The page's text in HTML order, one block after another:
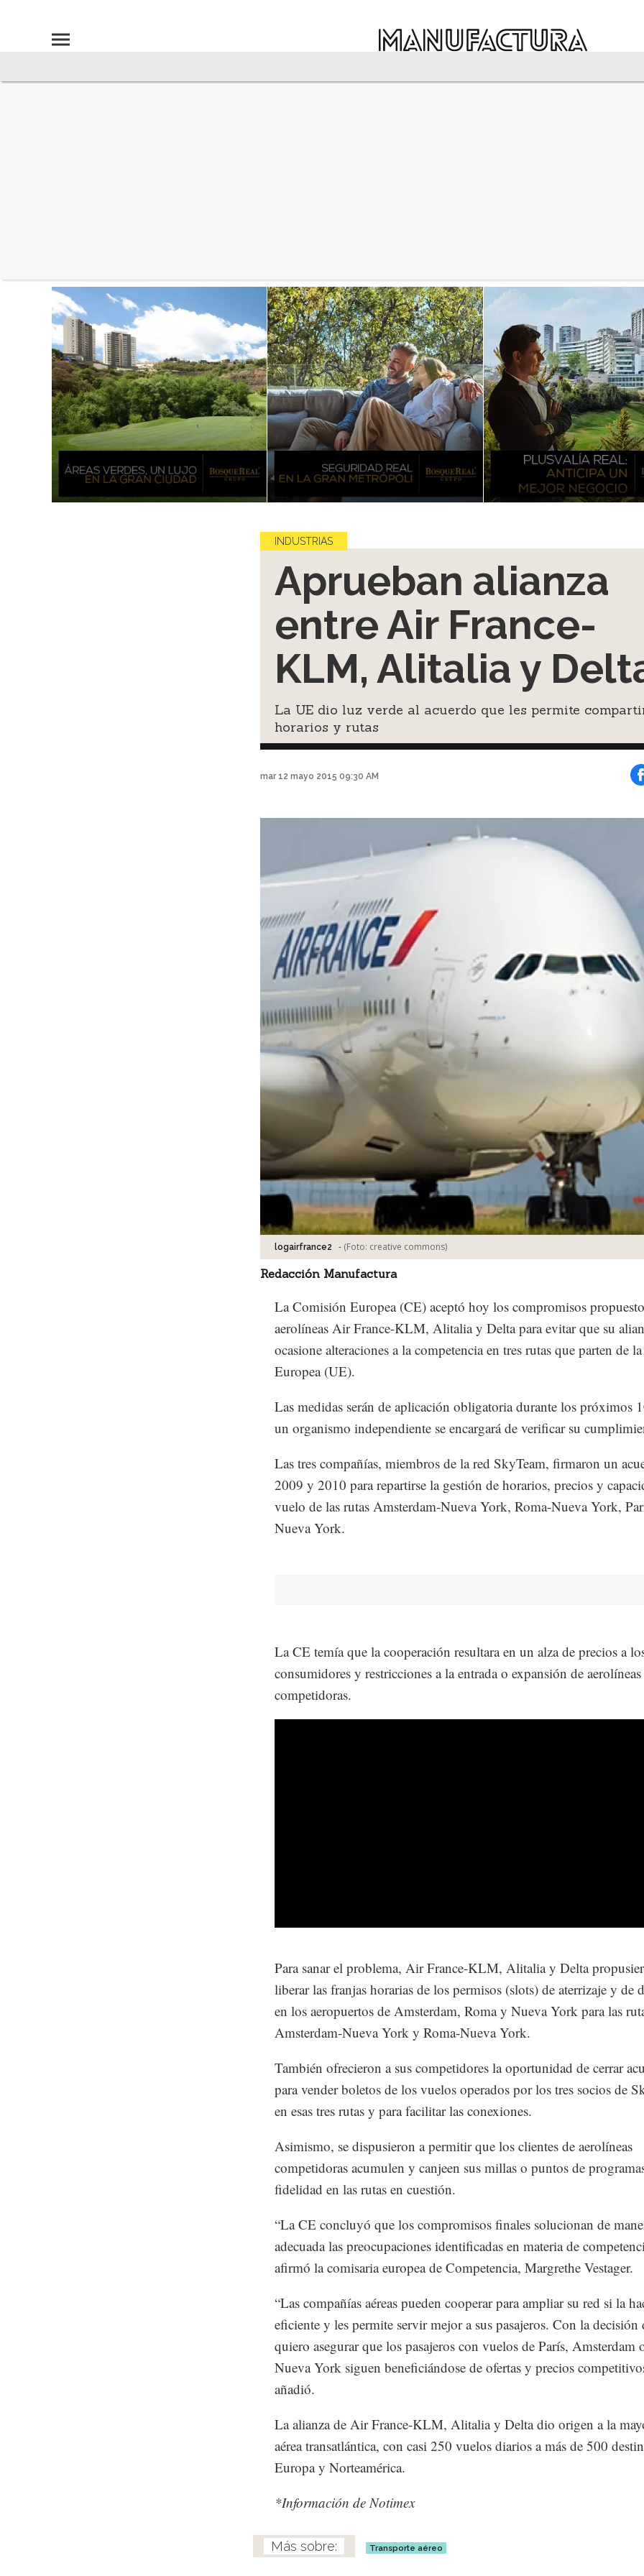
INDUSTRIAS
Aprueban alianza
entre Air France-
KLM, Alitalia y
La UE dio luz verde al acuerdo que les permite
horarios y rutas
mar 12 mayo 2015 09:30 AM
logairfrance2 - (Foto: creative commons)
Redacción Manufactura
La Comisión Europea (CE) aceptó hoy los compromisos
aerolíneas Air France-KLM, Alitalia y Delta para evitar que su
ocasione alteraciones a la competencia en tres rutas que parten de
Europea (UE).
Las medidas serán de aplicación obligatoria durante los próximos
un organismo independiente se encargará de verificar su
Las tres compañías, miembros de la red SkyTeam, firmaron un
2009 y 2010 para repartirse la gestión de horarios, precios y
vuelo de las rutas Amsterdam-Nueva York, Roma-Nueva York,
Nueva York.
La CE temía que la cooperación resultara en un alza de precios a
consumidores y restricciones a la entrada o expansión de aerolíneas
competidoras.
Para sanar el problema, Air France-KLM, Alitalia y Delta
liberar las franjas horarias de los permisos (slots) de aterrizaje y de
en los aeropuertos de Amsterdam, Roma y Nueva York para las
Amsterdam-Nueva York y Roma-Nueva York.
También ofrecieron a sus competidores la oportunidad de cerrar
para vender boletos de los vuelos operados por los tres socios de
en esas tres rutas y para facilitar las conexiones.
Asimismo, se dispusieron a permitir que los clientes de aerolíneas
competidoras acumulen y canjeen sus millas o puntos de
fidelidad en las rutas en cuestión.
“La CE concluyó que los compromisos finales solucionan de
adecuada las preocupaciones identificadas en materia de
afirmó la comisaria europea de Competencia, Margrethe Vestager.
“Las compañías aéreas pueden cooperar para ampliar su red si la
eficiente y les permite servir mejor a sus pasajeros. Con la decisión
quiero asegurar que los pasajeros con vuelos de París, Amsterdam
Nueva York siguen beneficiándose de ofertas y precios
añadió.
La alianza de Air France-KLM, Alitalia y Delta dio origen a la
aérea transatlántica, con casi 250 vuelos diarios a más de 500
Europa y Norteamérica.
*Información de Notimex
Transporte aéreo